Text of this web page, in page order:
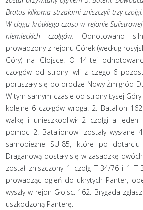
Bratus kilkoma strzałami zniszczyli trzy
W ciągu krótkiego czasu w rejonie
niemieckich czołgów. Odnotowano
prowadzony z rejonu Górek (według
Góry) na Głojsce. O 14-tej
czołgów od strony Iwli z czego 6
poruszały się po drodze Nowy Żmigród-
W tym samym czasie od strony Łysej Góry
kolejne 6 czołgów wroga. 2. Batalion
walkę i unieszkodliwił 2 czołgi a jeden
pomoc 2. Batalionowi zostały wysłane
samobieżne SU-85, które po
Draganową dostały się w zasadzkę
został zniszczony 1 czołg T-34/76 i 1 T-
prowadząc ogień do ukrytych Panter,
wyszły w rejon Głojsc. 162. Brygada
uszkodzoną Panterę.